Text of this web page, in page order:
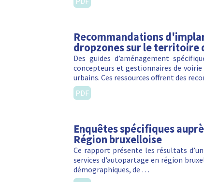
Recommandations
dropzones sur le territoire
Des guides d’aménagement
concepteurs et gestionnaires de
urbains. Ces ressources offrent des
PDF
Enquêtes spécifiques
Région bruxelloise
Ce rapport présente les résultats
services d’autopartage en région
démographiques, de …